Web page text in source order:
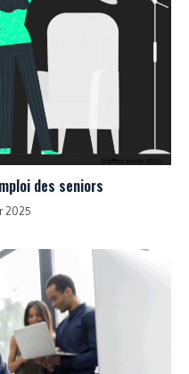
des seniors
2025